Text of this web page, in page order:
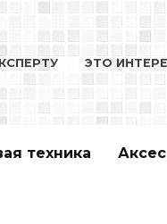
ЭТО
техника